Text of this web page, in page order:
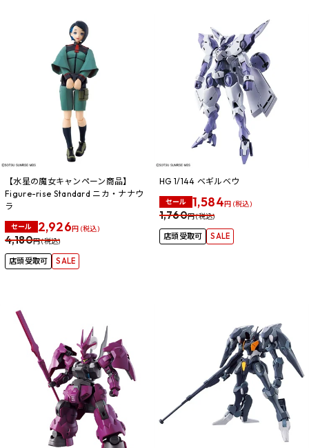
【水星の魔女キャンペーン商品】
Figure-rise Standard ニカ・ナナウ
ラ
セール 2,926円 (税込)
4,180円 (税込)
店頭受取可 SALE
HG 1/144 ベギルベウ
セール 1,584円 (税込)
1,760円 (税込)
店頭受取可 SALE